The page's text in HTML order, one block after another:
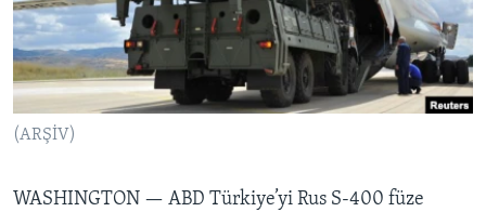
HAYATTAN
SANAT
BIZI TAKIP EDIN
Diller
(ARŞİV)
WASHINGTON — ABD Türkiye’yi Rus S-400 füze